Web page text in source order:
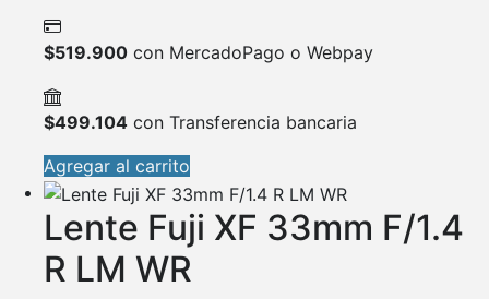
$519.900 con MercadoPago o Webpay
$499.104 con Transferencia bancaria
Agregar al carrito
Lente Fuji XF 33mm F/1.4
R LM WR